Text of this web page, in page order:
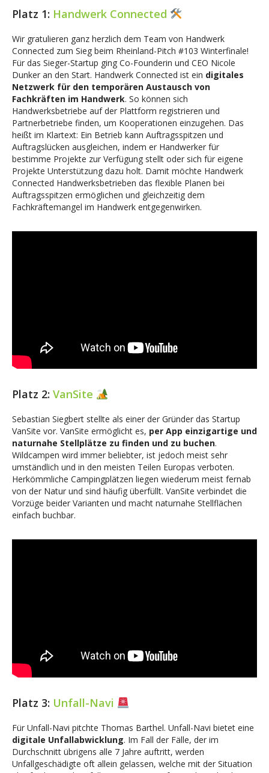
Platz 1: Handwerk Connected
Wir gratulieren ganz herzlich dem Team von Handwerk
Connected zum Sieg beim Rheinland-Pitch #103 Winterfinale!
Für das Sieger-Startup ging Co-Founderin und CEO Nicole
Dunker an den Start. Handwerk Connected ist ein digitales
Netzwerk für den temporären Austausch von
Fachkräften im Handwerk. So können sich
Handwerksbetriebe auf der Plattform registrieren und
Partnerbetriebe finden, um Kooperationen einzugehen. Das
heißt im Klartext: Ein Betrieb kann Auftragsspitzen und
Auftragslücken ausgleichen, indem er Handwerker für
bestimme Projekte zur Verfügung stellt oder sich für eigene
Projekte Unterstützung dazu holt. Damit möchte Handwerk
Connected Handwerksbetrieben das flexible Planen bei
Auftragsspitzen ermöglichen und gleichzeitig dem
Fachkräftemangel im Handwerk entgegenwirken.
Platz 2: VanSite
Sebastian Siegbert stellte als einer der Gründer das Startup
VanSite vor. VanSite ermöglicht es, per App einzigartige und
naturnahe Stellplätze zu finden und zu buchen.
Wildcampen wird immer beliebter, ist jedoch meist sehr
umständlich und in den meisten Teilen Europas verboten.
Herkömmliche Campingplätzen liegen wiederum meist fernab
von der Natur und sind häufig überfüllt. VanSite verbindet die
Vorzüge beider Varianten und macht naturnahe Stellflächen
einfach buchbar.
Platz 3: Unfall-Navi
Für Unfall-Navi pitchte Thomas Barthel. Unfall-Navi bietet eine
digitale Unfallabwicklung. Im Fall der Fälle, der im
Durchschnitt übrigens alle 7 Jahre auftritt, werden
Unfallgeschädigte oft allein gelassen, welche mit der Situation